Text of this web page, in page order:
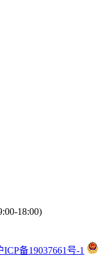
18:00)
备19037661号-1